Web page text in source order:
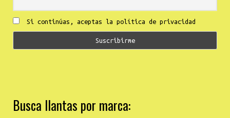
Si continúas, aceptas la política de privacidad
Busca llantas por marca: